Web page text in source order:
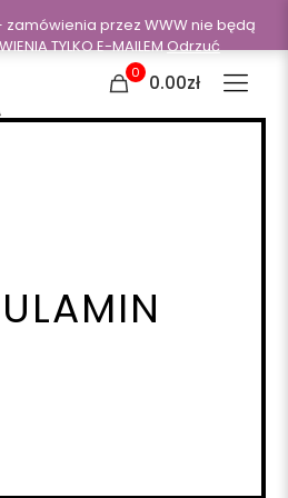
0 0.00zł
przez WWW nie będą
TYLKO E-MAILEMOdrzuć